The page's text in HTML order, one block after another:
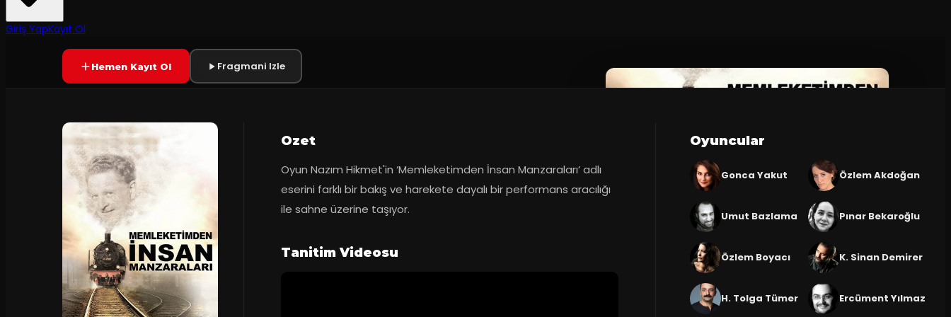
Giriş YapKayıt OlYAKINDA
Hemen Kayıt Ol Fragmani Izle
Ozet
Oyun Nazım Hikmet'in ‘Memleketimden İnsan Manzaraları’ adlı
eserini farklı bir bakış ve harekete dayalı bir performans aracılığı
ile sahne üzerine taşıyor.
Tanitim Videosu
Oyuncular
Gonca Yakut Özlem Akdoğan
Umut Bazlama Pınar Bekaroğlu
Özlem Boyacı K. Sinan Demirer
H. Tolga Tümer Ercüment Yılmaz